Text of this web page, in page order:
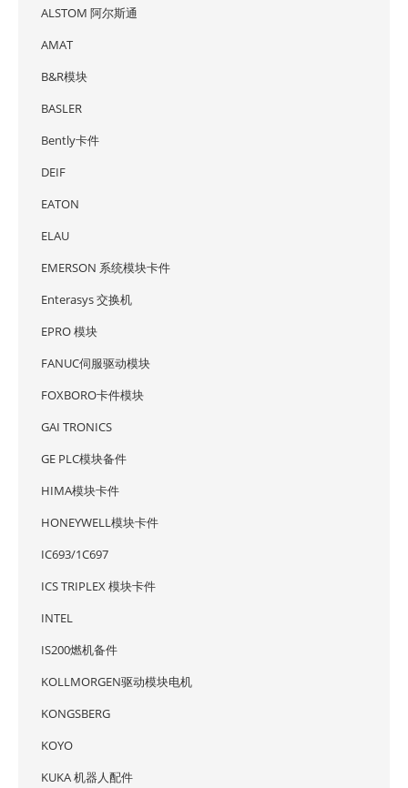
ALSTOM 阿尔斯通
AMAT
B&R模块
BASLER
Bently卡件
DEIF
EATON
ELAU
EMERSON 系统模块卡件
Enterasys 交换机
EPRO 模块
FANUC伺服驱动模块
FOXBORO卡件模块
GAI TRONICS
GE PLC模块备件
HIMA模块卡件
HONEYWELL模块卡件
IC693/1C697
ICS TRIPLEX 模块卡件
INTEL
IS200燃机备件
KOLLMORGEN驱动模块电机
KONGSBERG
KOYO
KUKA 机器人配件